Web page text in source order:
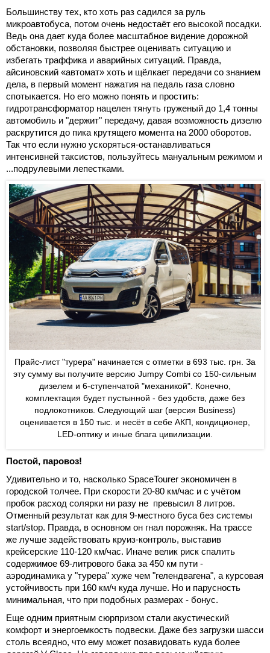
Большинству тех, кто хоть раз садился за руль
микроавтобуса, потом очень недостаёт его высокой посадки.
Ведь она дает куда более масштабное видение дорожной
обстановки, позволяя быстрее оценивать ситуацию и
избегать траффика и аварийных ситуаций. Правда,
айсиновский «автомат» хоть и щёлкает передачи со знанием
дела, в первый момент нажатия на педаль газа словно
спотыкается. Но его можно понять и простить:
гидротрансформатор нацелен тянуть груженый до 1,4 тонны
автомобиль и "держит" передачу, давая возможность дизелю
раскрутится до пика крутящего момента на 2000 оборотов.
Так что если нужно ускоряться-останавливаться
интенсивней таксистов, пользуйтесь мануальным режимом и
...подрулевыми лепестками.
Прайс-лист "турера" начинается с отметки в 693 тыс. грн. За
эту сумму вы получите версию Jumpy Combi со 150-сильным
дизелем и 6-ступенчатой "механикой". Конечно,
комплектация будет пустынной - без удобств, даже без
подлокотников. Следующий шаг (версия Business)
оценивается в 150 тыс. и несёт в себе АКП, кондиционер,
LED-оптику и иные блага цивилизации.
Постой, паровоз!
Удивительно и то, насколько SpaceTourer экономичен в
городской толчее. При скорости 20-80 км/час и с учётом
пробок расход солярки ни разу не превысил 8 литров.
Отменный результат как для 9-местного буса без системы
start/stop. Правда, в основном он гнал порожняк. На трассе
же лучше задействовать круиз-контроль, выставив
крейсерские 110-120 км/час. Иначе велик риск спалить
содержимое 69-литрового бака за 450 км пути -
аэродинамика у "турера" хуже чем "гелендвагена", а курсовая
устойчивость при 160 км/ч куда лучше. Но и парусность
минимальная, что при подобных размерах - бонус.
Еще одним приятным сюрпризом стали акустический
комфорт и энергоемкость подвески. Даже без загрузки шасси
столь всеядно, что ему может позавидовать куда более